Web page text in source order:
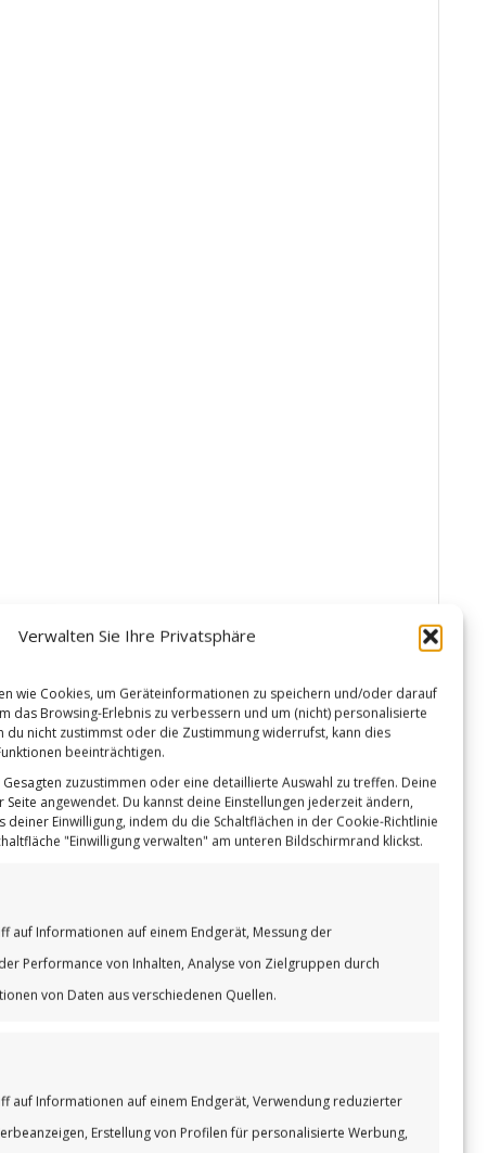
Verwalten Sie Ihre Privatsphäre
wie Cookies, um Geräteinformationen zu speichern und/oder darauf
das Browsing-Erlebnis zu verbessern und um (nicht) personalisierte
du nicht zustimmst oder die Zustimmung widerrufst, kann dies
beeinträchtigen.
zuzustimmen oder eine detaillierte Auswahl zu treffen. Deine
angewendet. Du kannst deine Einstellungen jederzeit ändern,
deiner Einwilligung, indem du die Schaltflächen in der Cookie-Richtlinie
"Einwilligung verwalten" am unteren Bildschirmrand klickst.
auf Informationen auf einem Endgerät, Messung der
Performance von Inhalten, Analyse von Zielgruppen durch
von Daten aus verschiedenen Quellen.
auf Informationen auf einem Endgerät, Verwendung reduzierter
Erstellung von Profilen für personalisierte Werbung,